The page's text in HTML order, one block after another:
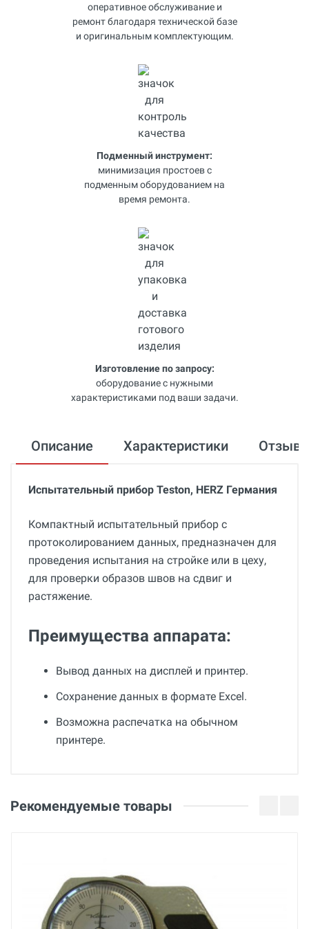
оперативное обслуживание и
ремонт благодаря технической базе
и оригинальным комплектующим.
Подменный инструмент:
минимизация простоев с
подменным оборудованием на
время ремонта.
Изготовление по запросу:
оборудование с нужными
характеристиками под ваши задачи.
Описание Характеристики
Испытательный прибор Teston, HERZ Германия
Компактный испытательный прибор с
протоколированием данных, предназначен для
проведения испытания на стройке или в цеху,
для проверки образов швов на сдвиг и
растяжение.
Преимущества аппарата:
Вывод данных на дисплей и принтер.
Сохранение данных в формате Excel.
Возможна распечатка на обычном
принтере.
12 месяцев
Страна производства
Германия
Оценка
Email
Рекомендуемые товары